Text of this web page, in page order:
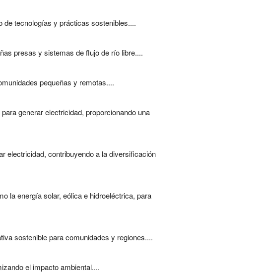
de tecnologías y prácticas sostenibles....
presas y sistemas de flujo de río libre....
pequeñas y remotas....
generar electricidad, proporcionando una
electricidad, contribuyendo a la diversificación
la energía solar, eólica e hidroeléctrica, para
sostenible para comunidades y regiones....
el impacto ambiental....